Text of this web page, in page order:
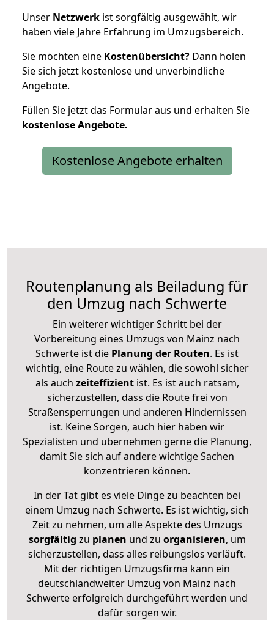
Unser Netzwerk ist sorgfältig ausgewählt, wir
haben viele Jahre Erfahrung im Umzugsbereich.
Sie möchten eine Kostenübersicht? Dann holen
Sie sich jetzt kostenlose und unverbindliche
Angebote.
Füllen Sie jetzt das Formular aus und erhalten Sie
kostenloseAngebote.
Kostenlose Angebote erhalten
Routenplanung als Beiladung für
den Umzug nach Schwerte
Ein weiterer wichtiger Schritt bei der
Vorbereitung eines Umzugs von Mainz nach
Schwerte ist die Planung der Routen. Es ist
wichtig, eine Route zu wählen, die sowohl sicher
als auch zeiteffizientist. Es ist auch ratsam,
sicherzustellen, dass die Route frei von
Straßensperrungen und anderen Hindernissen
ist. Keine Sorgen, auch hier haben wir
Spezialisten und übernehmen gerne die Planung,
damit Sie sich auf andere wichtige Sachen
konzentrieren können.
In der Tat gibt es viele Dinge zu beachten bei
einem Umzug nach Schwerte. Es ist wichtig, sich
Zeit zu nehmen, um alle Aspekte des Umzugs
sorgfältig zu planen und zu organisieren, um
sicherzustellen, dass alles reibungslos verläuft.
Mit der richtigen Umzugsfirma kann ein
deutschlandweiter Umzug von Mainz nach
Schwerte erfolgreich durchgeführt werden und
dafür sorgen wir.